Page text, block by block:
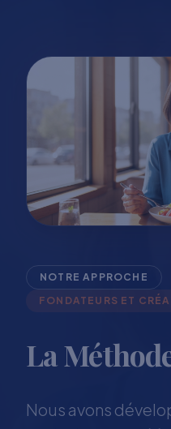
NOTRE APPROCHE
FONDATEURS ET
La
Nous avons